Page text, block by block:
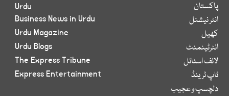
پاکستان
انٹر نیشنل
کھیل
انٹرٹینمنٹ
لائف اسٹائل
ٹاپ ٹرینڈ
دلچسپ و عجیب
Urdu
Business News in Urdu
Urdu Magazine
Urdu Blogs
The Express Tribune
Express Entertainment